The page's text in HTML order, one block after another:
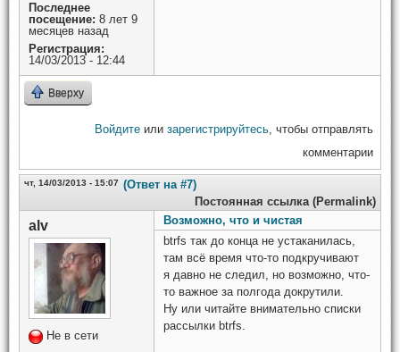
Последнее
посещение: 8 лет 9
месяцев назад
Регистрация:
14/03/2013 - 12:44
Вверху
Войдите или зарегистрируйтесь, чтобы отправлять
комментарии
чт, 14/03/2013 - 15:07 (Ответ на #7)
Постоянная ссылка (Permalink)
alv
Не в сети
Возможно, что и чистая
btrfs так до конца не устаканилась,
там всё время что-то подкручивают
я давно не следил, но возможно, что-
то важное за полгода докрутили.
Ну или читайте внимательно списки
рассылки btrfs.